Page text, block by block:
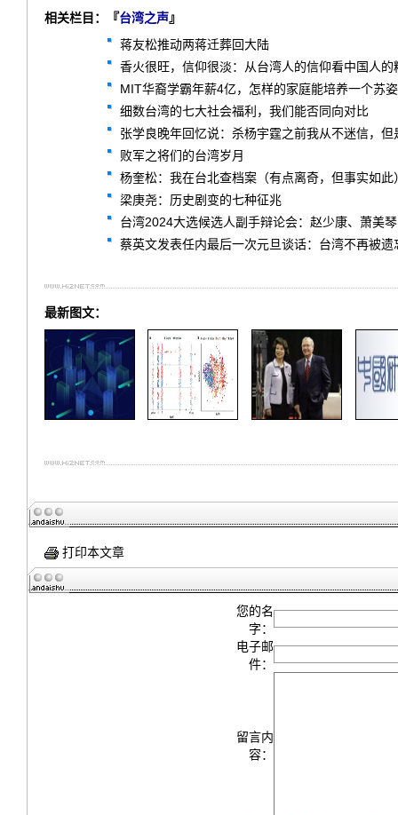
相关栏目：『台湾之声』
蒋友松推动两蒋迁葬回大陆
香火很旺，信仰很淡：从台湾人的信仰看中国人的
MIT华裔学霸年薪4亿，怎样的家庭能培养一个苏
细数台湾的七大社会福利，我们能否同向对比
张学良晚年回忆说：杀杨宇霆之前我从不迷信，但
败军之将们的台湾岁月
杨奎松：我在台北查档案（有点离奇，但事实如此
梁庚尧：历史剧变的七种征兆
台湾2024大选候选人副手辩论会：赵少康、萧美
蔡英文发表任内最后一次元旦谈话：台湾不再被遗
最新图文：
打印本文章
您的名
字：
电子邮
件：
留言内
容：